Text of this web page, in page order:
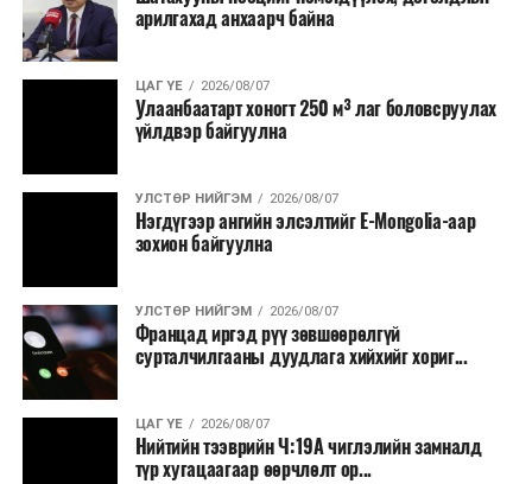
эцсийн хэрэглэгчид борлуулах боломж бүрдэх юм.
Түүнчлэн түлш, улаанбуудай, хүнсний ногооны нөөц
бүрдүүлэх зоорь, агуулах барих аж ахуйн нэгжүүдэд
хөнгөлөлттэй зээл олгох, цахилгааны хөнгөлөлт
арилгахад анхаарч байна
ЦАГ ҮЕ 2026/08/07
Улаанбаатарт хоногт 250 м³ лаг боловсруулах
үйлдвэр байгуулна
УЛСТӨР НИЙГЭМ 2026/08/07
Нэгдүгээр ангийн элсэлтийг E-Mongolia-аар
зохион байгуулна
УЛСТӨР НИЙГЭМ 2026/08/07
Францад иргэд рүү зөвшөөрөлгүй
сурталчилгааны дуудлага хийхийг хориг...
ЦАГ ҮЕ 2026/08/07
Нийтийн тээврийн Ч:19А чиглэлийн замналд
түр хугацаагаар өөрчлөлт ор...